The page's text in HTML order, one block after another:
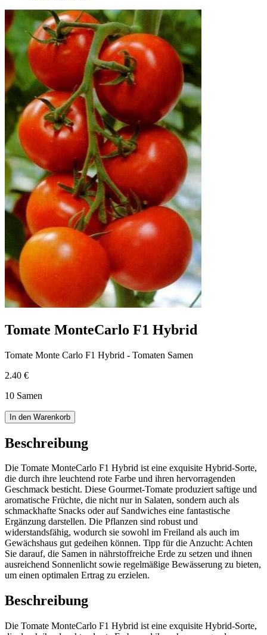
Tomate MonteCarlo F1 Hybrid
Tomate Monte Carlo F1 Hybrid - Tomaten Samen
2.40 €
10 Samen
In den Warenkorb
Beschreibung
Die Tomate MonteCarlo F1 Hybrid ist eine exquisite Hybrid-Sorte,
die durch ihre leuchtend rote Farbe und ihren hervorragenden
Geschmack besticht. Diese Gourmet-Tomate produziert saftige und
aromatische Früchte, die nicht nur in Salaten, sondern auch als
schmackhafte Snacks oder auf Sandwiches eine fantastische
Ergänzung darstellen. Die Pflanzen sind robust und
widerstandsfähig, wodurch sie sowohl im Freiland als auch im
Gewächshaus gut gedeihen können. Tipp für die Anzucht: Achten
Sie darauf, die Samen in nährstoffreiche Erde zu setzen und ihnen
ausreichend Sonnenlicht sowie regelmäßige Bewässerung zu bieten,
um einen optimalen Ertrag zu erzielen.
Beschreibung
Die Tomate MonteCarlo F1 Hybrid ist eine exquisite Hybrid-Sorte,